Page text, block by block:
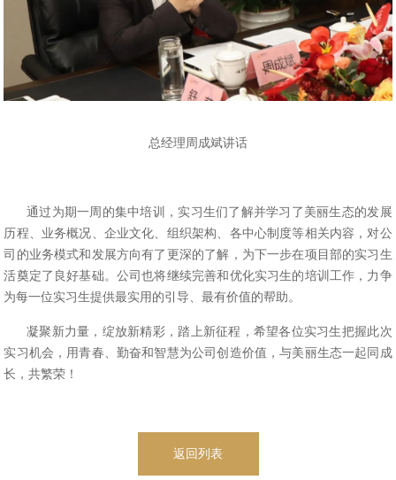
总经理周成斌讲话
通过为期一周的集中培训，实习生们了解并学习了美丽生态的发展
历程、业务概况、企业文化、组织架构、各中心制度等相关内容，对公
司的业务模式和发展方向有了更深的了解，为下一步在项目部的实习生
活奠定了良好基础。公司也将继续完善和优化实习生的培训工作，力争
为每一位实习生提供最实用的引导、最有价值的帮助。
凝聚新力量，绽放新精彩，踏上新征程，希望各位实习生把握此次
实习机会，用青春、勤奋和智慧为公司创造价值，与美丽生态一起同成
长，共繁荣！
返回列表